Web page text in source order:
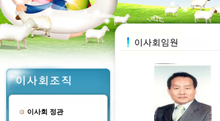
이사회 정관